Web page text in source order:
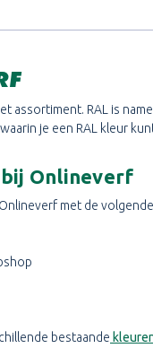
assortiment. RAL is
je een RAL kleur
Onlineverf
met de
bestaande